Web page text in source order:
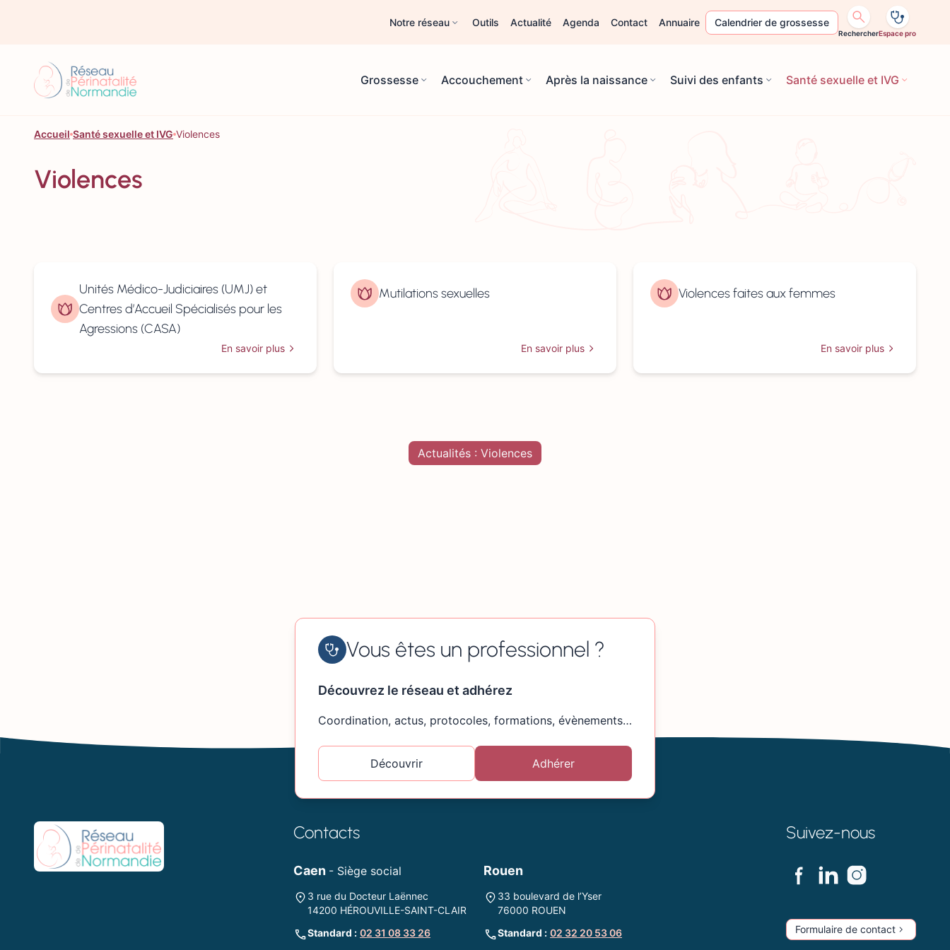
Notre réseau Outils Actualité Agenda Contact Annuaire Calendrier de grossesse
RechercherEspace pro
Grossesse Accouchement Après la naissance Suivi des enfants Santé sexuelle et IVG
Accueil Santé sexuelle et IVG Violences
Violences
Unités Médico-Judiciaires (UMJ) et
Centres d’Accueil Spécialisés pour les
Agressions (CASA)
En savoir plus
Mutilations sexuelles
En savoir plus
Violences faites aux femmes
En savoir plus
Actualités : Violences
Vous êtes un professionnel ?
Découvrez le réseau et adhérez
Coordination, actus, protocoles, formations, évènements…
Découvrir Adhérer
Contacts
Caen - Siège social
3 rue du Docteur Laënnec
14200 HÉROUVILLE-SAINT-CLAIR
Standard : 02 31 08 33 26
Rouen
33 boulevard de l’Yser
76000 ROUEN
Standard : 02 32 20 53 06
Suivez-nous
Formulaire de contact